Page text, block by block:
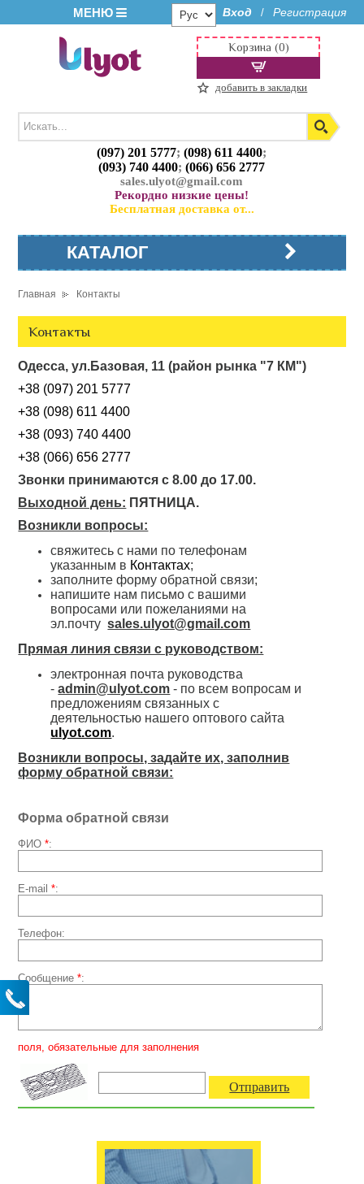
МЕНЮ Вход / Регистрация
(097) 201 5777;(098) 611 4400;
(093) 740 4400;(066) 656 2777
sales.ulyot@gmail.com
Рекордно низкие цены!
Бесплатная доставка от...
Корзина (0)
добавить в закладки
КАТАЛОГ
Главная Контакты
Контакты
Одесса, ул.Базовая, 11 (район рынка "7 КМ")
+38 (097) 201 5777
+38 (098) 611 4400
+38 (093) 740 4400
+38 (066) 656 2777
Звонки принимаются с 8.00 до 17.00.
Выходной день: ПЯТНИЦА.
Возникли вопросы:
свяжитесь с нами по телефонам
указанным в Контактах;
заполните форму обратной связи;
напишите нам письмо с вашими
вопросами или пожеланиями на
эл.почтуsales.ulyot@gmail.com
Прямая линия связи с руководством:
электронная почта руководства
-admin@ulyot.com - по всем вопросам и
предложениям связанных с
деятельностью нашего оптового сайта
ulyot.com.
Возникли вопросы, задайте их, заполнив
форму обратной связи:
Форма обратной связи
ФИО*:
E-mail*:
Телефон:
Сообщение*:
поля, обязательные для заполнения